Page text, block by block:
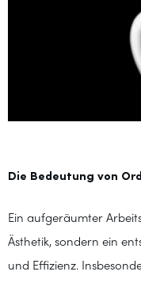
Die Bedeutung von
Ein aufgeräumter
Ästhetik, sondern ein
und Effizienz.